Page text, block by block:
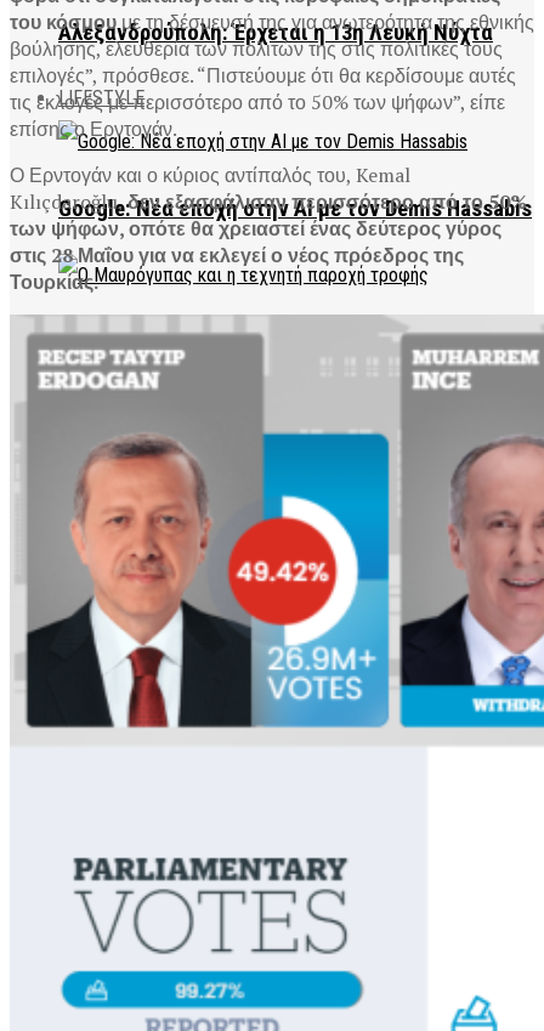
Αλεξανδρούπολη: Έρχεται η 13η Λευκή Νύχτα
LIFESTYLE
Google: Νέα εποχή στην AI με τον Demis Hassabis
Ο Μαυρόγυπας και η τεχνητή παροχή τροφής
Greeks in AI 2026: Η Ελλάδα στο επίκεντρο της AI
Ardas Festival 2026 – 30 Χρόνια Μουσικής &
Πολιτισμού
ανάπτυξης
Μαυρόγυπας στη Δαδιά: Θετικά νέα για τον
του κόσμουμε τη δέσμευσή της για ανωτερότητα της εθνικής
βούλησης, ελευθερία των πολιτών της στις πολιτικές τους
επιλογές”, πρόσθεσε. “Πιστεύουμε ότι θα κερδίσουμε αυτές
τις εκλογές με περισσότερο από το 50% των ψήφων”, είπε
επίσης ο Ερντογάν.
Ο Ερντογάν και ο κύριος αντίπαλός του, Kemal
Kılıçdaroğlu,δεν εξασφάλισαν περισσότερο από το 50%
των ψήφων, οπότε θα χρειαστεί ένας δεύτερος γύρος
στις 28 Μαΐου για να εκλεγεί ο νέος πρόεδρος της
Τουρκίας.